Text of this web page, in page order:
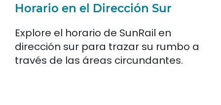
Horario en el Dirección Sur
Explore el horario de SunRail en
dirección sur para trazar su rumbo a
través de las áreas circundantes.